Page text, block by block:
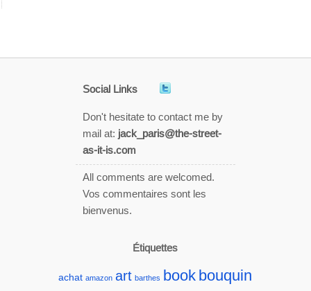
Social Links
Don't hesitate to contact me by
mail at: jack_paris@the-street-
as-it-is.com
All comments are welcomed.
Vos commentaires sont les
bienvenus.
Étiquettes
achat amazon art barthes book bouquin